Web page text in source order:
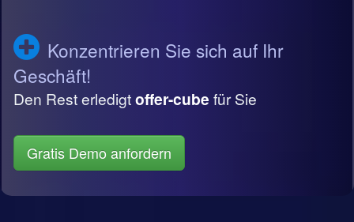
Konzentrieren Sie sich auf Ihr
Geschäft!
Den Rest erledigtoffer-cube für Sie
Gratis Demo anfordern